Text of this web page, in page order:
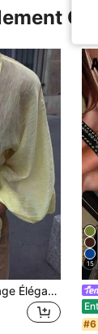
Nouvelle Blouse Vintage Élégante de Couleur Unie pour Femmes, Top de Maison Toutes Saisons Jaune
15
#6